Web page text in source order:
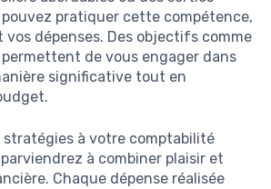
pouvez pratiquer cette compétence,
dépenses. Des objectifs comme
de vous engager dans
significative tout en
stratégies à votre comptabilité
à combiner plaisir et
Chaque dépense réalisée